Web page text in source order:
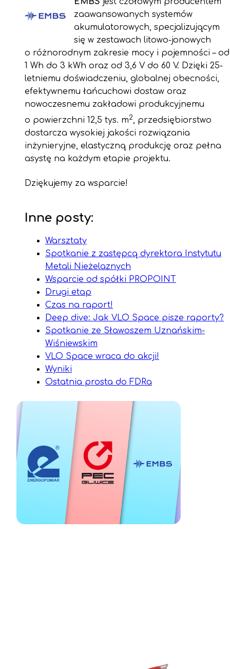
zaawansowanych systemów
akumulatorowych, specjalizującym
się w zestawach litowo-jonowych
o różnorodnym zakresie mocy i pojemności – od
1 Wh do 3 kWh oraz od 3,6 V do 60 V. Dzięki 25-
letniemu doświadczeniu, globalnej obecności,
efektywnemu łańcuchowi dostaw oraz
nowoczesnemu zakładowi produkcyjnemu
o powierzchni 12,5 tys. m2, przedsiębiorstwo
dostarcza wysokiej jakości rozwiązania
inżynieryjne, elastyczną produkcję oraz pełna
asystę na każdym etapie projektu.
Dziękujemy za wsparcie!
Inne posty:
Warsztaty
Spotkanie z zastępcą dyrektora Instytutu
Metali Nieżelaznych
Wsparcie od spółki PROPOINT
Drugi etap
Czas na raport!
Deep dive: Jak VLO Space pisze raporty?
Spotkanie ze Sławoszem Uznańskim-
Wiśniewskim
VLO Space wraca do akcji!
Wyniki
Ostatnia prosta do FDRa